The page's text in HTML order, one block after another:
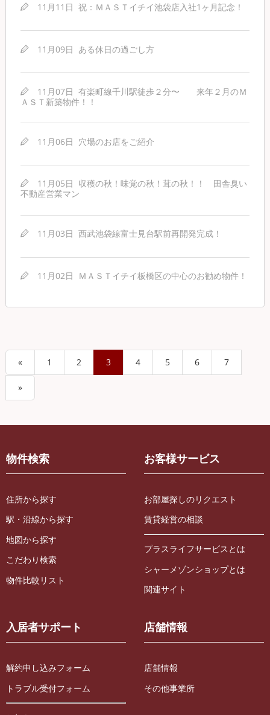
11月11日 祝：ＭＡＳＴイチイ池袋店入社1ヶ月記念！
11月09日 ある休日の過ごし方
11月07日 有楽町線千川駅徒歩２分〜 来年２月のＭ
ＡＳＴ新築物件！！
11月06日 穴場のお店をご紹介
11月05日 収穫の秋！味覚の秋！茸の秋！！ 田舎臭い
不動産営業マン
11月03日 西武池袋線富士見台駅前再開発完成！
11月02日 ＭＡＳＴイチイ板橋区の中心のお勧め物件！
« 1 2 3 4 5 6 7
»
物件検索
住所から探す
駅・沿線から探す
地図から探す
こだわり検索
物件比較リスト
お客様サービス
お部屋探しのリクエスト
賃貸経営の相談
プラスライフサービスとは
シャーメゾンショップとは
関連サイト
入居者サポート
解約申し込みフォーム
トラブル受付フォーム
店舗情報
店舗情報
その他事業所